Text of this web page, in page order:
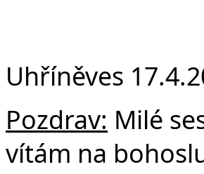
Uhříněves
Pozdrav: Milé
vítám na